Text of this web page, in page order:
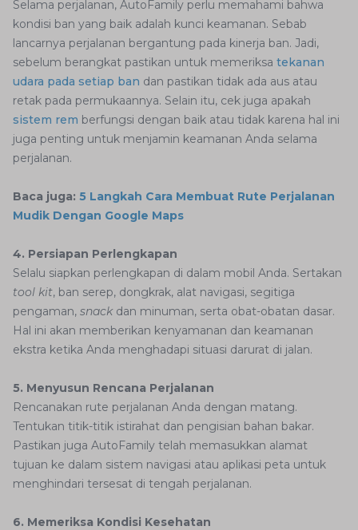
Selama perjalanan, AutoFamily perlu memahami bahwa
kondisi ban yang baik adalah kunci keamanan. Sebab
lancarnya perjalanan bergantung pada kinerja ban. Jadi,
sebelum berangkat pastikan untuk memeriksa tekanan
udara pada setiap ban dan pastikan tidak ada aus atau
retak pada permukaannya. Selain itu, cek juga apakah
sistem rem berfungsi dengan baik atau tidak karena hal ini
juga penting untuk menjamin keamanan Anda selama
perjalanan.
Baca juga: 5 Langkah Cara Membuat Rute Perjalanan
Mudik Dengan Google Maps
4. Persiapan Perlengkapan
Selalu siapkan perlengkapan di dalam mobil Anda. Sertakan
tool kit, ban serep, dongkrak, alat navigasi, segitiga
pengaman, snack dan minuman, serta obat-obatan dasar.
Hal ini akan memberikan kenyamanan dan keamanan
ekstra ketika Anda menghadapi situasi darurat di jalan.
5. Menyusun Rencana Perjalanan
Rencanakan rute perjalanan Anda dengan matang.
Tentukan titik-titik istirahat dan pengisian bahan bakar.
Pastikan juga AutoFamily telah memasukkan alamat
tujuan ke dalam sistem navigasi atau aplikasi peta untuk
menghindari tersesat di tengah perjalanan.
6. Memeriksa Kondisi Kesehatan